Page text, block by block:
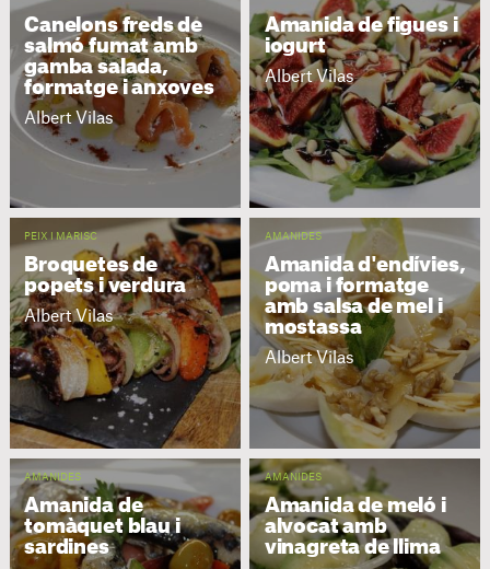
Canelons freds de
salmó fumat amb
gamba salada,
formatge i anxoves
Albert Vilas
Amanida de figues i
iogurt
Albert Vilas
PEIX I MARISC
Broquetes de
popets i verdura
Albert Vilas
AMANIDES
Amanida d'endívies,
poma i formatge
amb salsa de mel i
mostassa
Albert Vilas
AMANIDES
Amanida de
tomàquet blau i
sardines
AMANIDES
Amanida de meló i
alvocat amb
vinagreta de llima